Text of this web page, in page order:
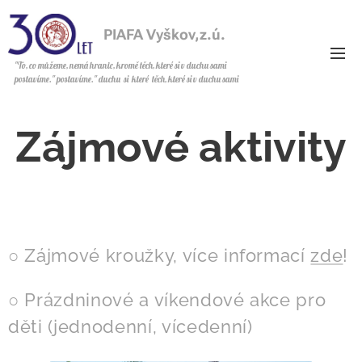
PIAFA Vyškov,z.ú.
"To, co můžeme, nemá hranic, kromě těch, které si v duchu sami
postavíme." postavíme." duchu si které těch, které si v duchu sami
Zájmové aktivity
○ Zájmové kroužky, více informací zde!
○ Prázdninové a víkendové akce pro
děti (jednodenní, vícedenní)